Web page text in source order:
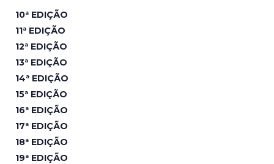
10ª EDIÇÃO
11ª EDIÇÃO
12ª EDIÇÃO
13ª EDIÇÃO
14ª EDIÇÃO
15ª EDIÇÃO
16ª EDIÇÃO
17ª EDIÇÃO
18ª EDIÇÃO
19ª EDIÇÃO